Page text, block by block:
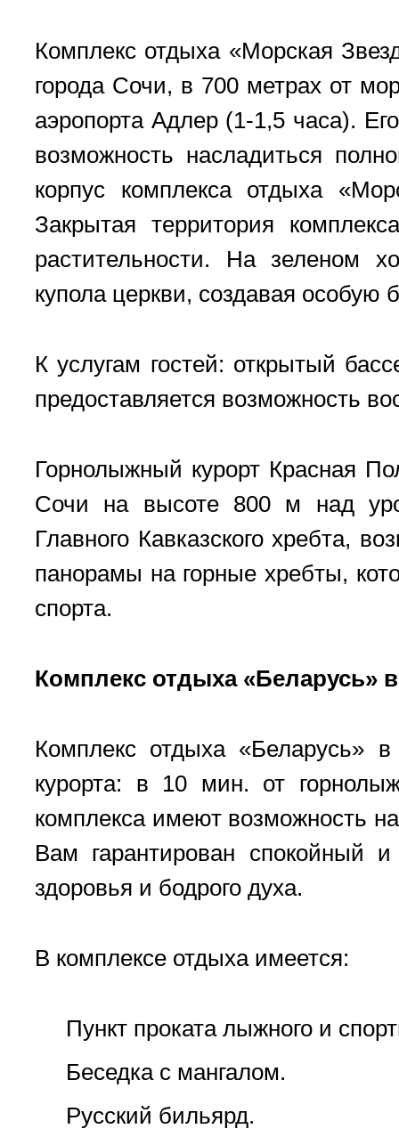
Комплекс отдыха «Морская
города Сочи, в 700 метрах от
аэропорта Адлер (1-1,5 часа).
возможность насладиться
корпус комплекса отдыха
Закрытая территория
растительности. На зеленом
купола церкви, создавая особую
К услугам гостей: открытый
предоставляется возможность
Горнолыжный курорт Красная
Сочи на высоте 800 м над
Главного Кавказского хребта,
панорамы на горные хребты,
спорта.
Комплекс отдыха «Беларусь»
Комплекс отдыха «Беларусь»
курорта: в 10 мин. от
комплекса имеют возможность
Вам гарантирован спокойный
здоровья и бодрого духа.
В комплексе отдыха имеется:
Пункт проката лыжного и
Беседка с мангалом.
Русский бильярд.